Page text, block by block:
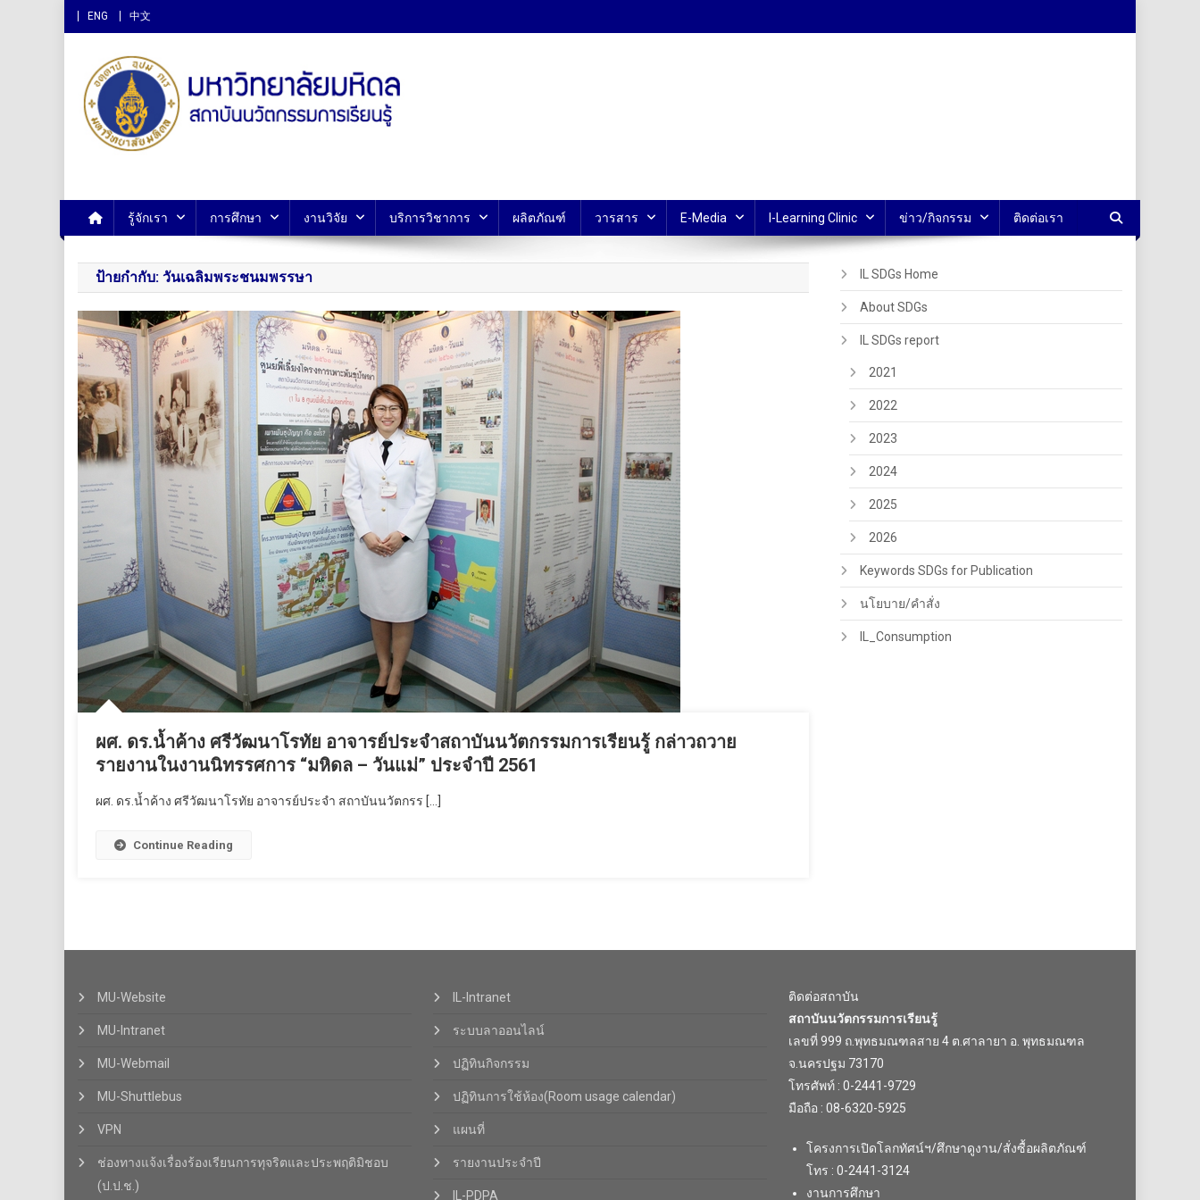
ENG 中文
สถาบันนวัตกรรมการเรียนรู้ ม.มหิดล
รู้จักเรา การศึกษา งานวิจัย บริการวิชาการ ผลิตภัณฑ์ วารสาร E-Media I-Learning Clinic ข่าว/กิจกรรม ติดต่อเรา
ป้ายกำกับ: วันเฉลิมพระชนมพรรษา
ผศ. ดร.น้ำค้าง ศรีวัฒนาโรทัย อาจารย์ประจำสถาบันนวัตกรรมการเรียนรู้ กล่าวถวาย
รายงานในงานนิทรรศการ “มหิดล – วันแม่” ประจำปี 2561
ผศ. ดร.น้ำค้าง ศรีวัฒนาโรทัย อาจารย์ประจำ สถาบันนวัตกรร […]
Continue Reading
IL SDGs Home
About SDGs
IL SDGs report
2021
2022
2023
2024
2025
2026
Keywords SDGs for Publication
นโยบาย/คำสั่ง
IL_Consumption
MU-Website
MU-Intranet
MU-Webmail
MU-Shuttlebus
VPN
ช่องทางแจ้งเรื่องร้องเรียนการทุจริตและประพฤติมิชอบ
(ป.ป.ช.)
IL-Intranet
ระบบลาออนไลน์
ปฏิทินกิจกรรม
ปฏิทินการใช้ห้อง(Room usage calendar)
แผนที่
รายงานประจำปี
IL-PDPA
ติดต่อสถาบัน
สถาบันนวัตกรรมการเรียนรู้
เลขที่ 999 ถ.พุทธมณฑลสาย 4 ต.ศาลายา อ. พุทธมณฑล
จ.นครปฐม 73170
โทรศัพท์ : 0-2441-9729
มือถือ : 08-6320-5925
โครงการเปิดโลกทัศน์ฯ/ศึกษาดูงาน/สั่งซื้อผลิตภัณฑ์
โทร : 0-2441-3124
งานการศึกษา